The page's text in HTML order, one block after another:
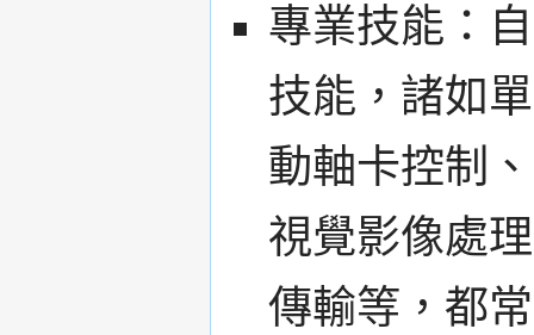
專業技能：
技能，諸如
動軸卡控制
視覺影像處
傳輸等，都